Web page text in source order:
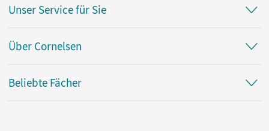
Unser Service für Sie
Über Cornelsen
Beliebte Fächer